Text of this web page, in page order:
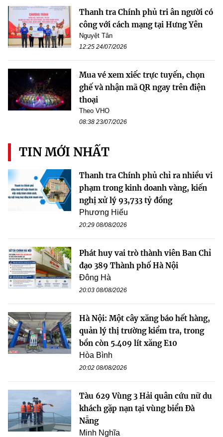
Thanh tra Chính phủ tri ân người có
công với cách mạng tại Hưng Yên
Nguyệt Tân
12:25 24/07/2026
Mua vé xem xiếc trực tuyến, chọn
ghế và nhận mã QR ngay trên điện
thoại
Theo VHO
08:38 23/07/2026
TIN MỚI NHẤT
Thanh tra Chính phủ chỉ ra nhiều vi
phạm trong kinh doanh vàng, kiến
nghị xử lý 93,733 tỷ đồng
Phương Hiếu
20:29 08/08/2026
Phát huy vai trò thành viên Ban Chỉ
đạo 389 Thành phố Hà Nội
Đông Hà
20:03 08/08/2026
Hà Nội: Một cây xăng báo hết hàng,
quản lý thị trường kiểm tra, trong
bồn còn 5.409 lít xăng E10
Hòa Bình
20:02 08/08/2026
Tàu 629 Vùng 3 Hải quân cứu nữ du
khách gặp nạn tại vùng biển Đà
Nẵng
Minh Nghĩa